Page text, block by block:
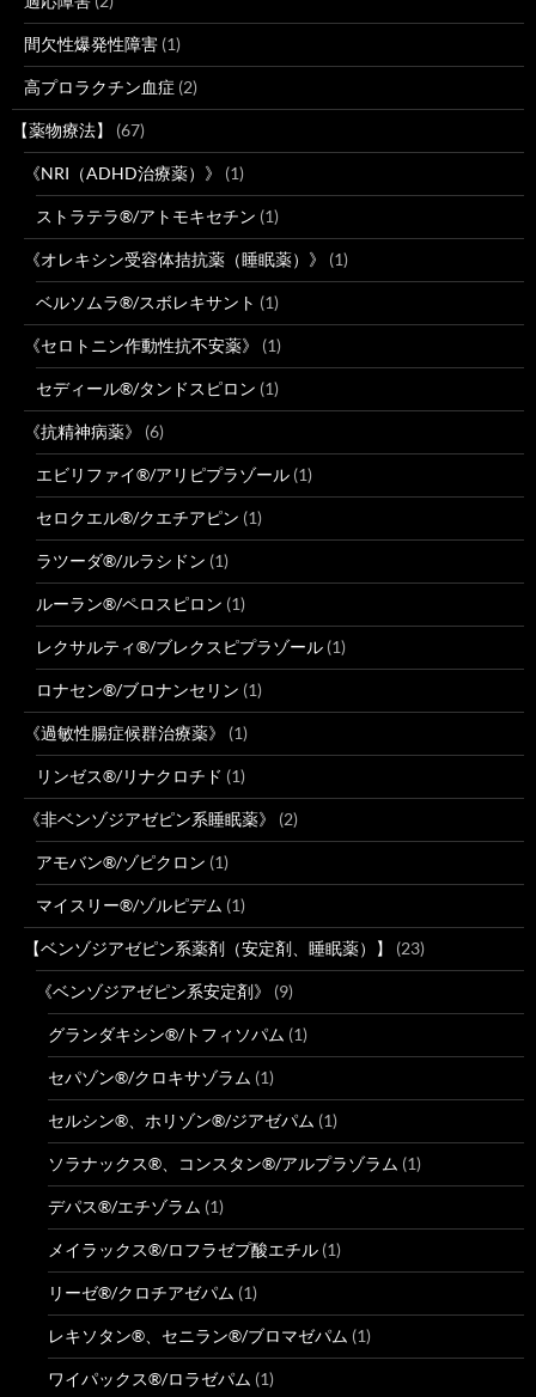
間欠性爆発性障害 (1)
高プロラクチン血症 (2)
【薬物療法】 (67)
《NRI（ADHD治療薬）》 (1)
ストラテラ®/アトモキセチン (1)
《オレキシン受容体拮抗薬（睡眠薬）》 (1)
ベルソムラ®/スボレキサント (1)
《セロトニン作動性抗不安薬》 (1)
セディール®/タンドスピロン (1)
《抗精神病薬》 (6)
エビリファイ®/アリピプラゾール (1)
セロクエル®/クエチアピン (1)
ラツーダ®/ルラシドン (1)
ルーラン®/ペロスピロン (1)
レクサルティ®/ブレクスピプラゾール (1)
ロナセン®/ブロナンセリン (1)
《過敏性腸症候群治療薬》 (1)
リンゼス®/リナクロチド (1)
《非ベンゾジアゼピン系睡眠薬》 (2)
アモバン®/ゾピクロン (1)
マイスリー®/ゾルピデム (1)
【ベンゾジアゼピン系薬剤（安定剤、睡眠薬）】 (23)
《ベンゾジアゼピン系安定剤》 (9)
グランダキシン®/トフィソパム (1)
セパゾン®/クロキサゾラム (1)
セルシン®、ホリゾン®/ジアゼパム (1)
ソラナックス®、コンスタン®/アルプラゾラム (1)
デパス®/エチゾラム (1)
メイラックス®/ロフラゼプ酸エチル (1)
リーゼ®/クロチアゼパム (1)
レキソタン®、セニラン®/ブロマゼパム (1)
ワイパックス®/ロラゼパム (1)